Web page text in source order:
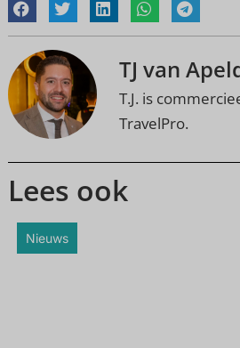
TJ van
T.J. is
TravelPro.
Lees ook
Nieuws